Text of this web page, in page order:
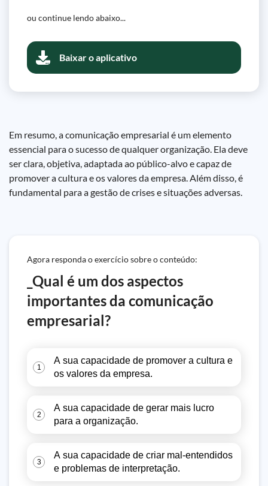
ou continue lendo abaixo...
Baixar o aplicativo
Em resumo, a comunicação empresarial é um elemento
essencial para o sucesso de qualquer organização. Ela deve
ser clara, objetiva, adaptada ao público-alvo e capaz de
promover a cultura e os valores da empresa. Além disso, é
fundamental para a gestão de crises e situações adversas.
Agora responda o exercício sobre o conteúdo:
_Qual é um dos aspectos
importantes da comunicação
empresarial?
1
A sua capacidade de promover a cultura e
os valores da empresa.
2
A sua capacidade de gerar mais lucro
para a organização.
3
A sua capacidade de criar mal-entendidos
e problemas de interpretação.